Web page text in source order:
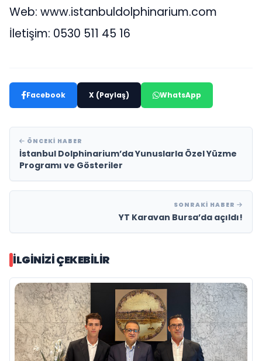
Web: www.istanbuldolphinarium.com
İletişim: 0530 511 45 16
Facebook X (Paylaş) WhatsApp
ÖNCEKI HABER
İstanbul Dolphinarium’da Yunuslarla Özel Yüzme
Programı ve Gösteriler
SONRAKI HABER
YT Karavan Bursa’da açıldı!
İLGINIZI ÇEKEBILIR